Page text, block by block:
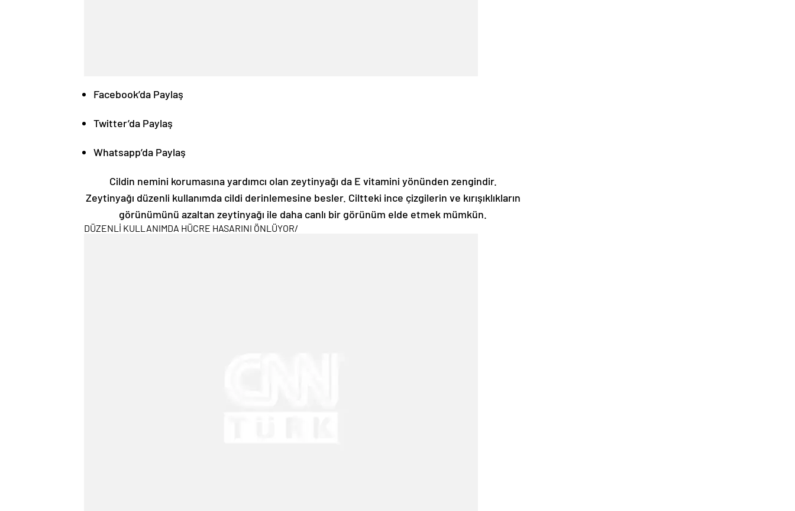
Facebook’da Paylaş
Twitter’da Paylaş
Whatsapp’da Paylaş
Cildin nemini korumasına yardımcı olan zeytinyağı da E vitamini yönünden zengindir.
Zeytinyağı düzenli kullanımda cildi derinlemesine besler. Ciltteki ince çizgilerin ve kırışıklıkların
görünümünü azaltan zeytinyağı ile daha canlı bir görünüm elde etmek mümkün.
DÜZENLİ KULLANIMDA HÜCRE HASARINI ÖNLÜYOR/